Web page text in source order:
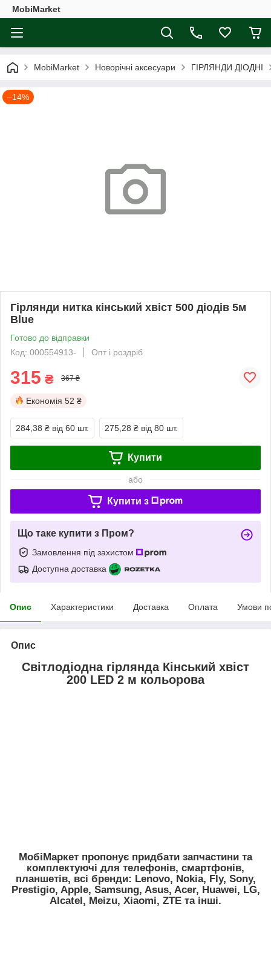
MobiMarket
MobiMarket Новорічні аксесуари ГІРЛЯНДИ ДІОДНІ
–14%
Гірлянди нитка кінський хвіст 500 діодів 5м
Blue
Готово до відправки
Код: 000554913-
Опт і роздріб
315 ₴ 367 ₴
Економія 52 ₴
284,38 ₴ від 60 шт. 275,28 ₴ від 80 шт.
Купити
або
Купити з
Що таке купити з Пром?
Замовлення під захистом
Доступна доставка
Опис Характеристики Доставка Оплата Умови
Опис
Світлодіодна гірлянда Кінський хвіст
200 LED 2 м кольорова
МобiМаркет пропонує придбати запчастини та
комплектуючі для телефонів, смартфонів,
планшетів, всі бренди: Lenovo, Nokia, Fly, Sony,
Prestigio, Apple, Samsung, Asus, Acer, Huawei, LG,
Alcatel, Meizu, Xiaomi, ZTE та інші.